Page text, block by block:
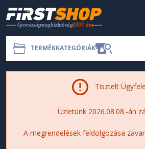
TERMÉKKATEGÓRIÁK
Tisztelt
Üzletünk 2026.08.08.-án
A megrendelések feldolgozása